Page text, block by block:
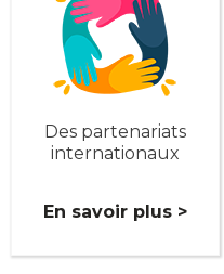
Des partenariats
internationaux
En savoir plus >